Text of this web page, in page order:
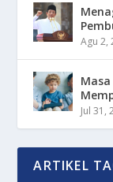
Agu 2,
Jul 31,
ARTIKEL